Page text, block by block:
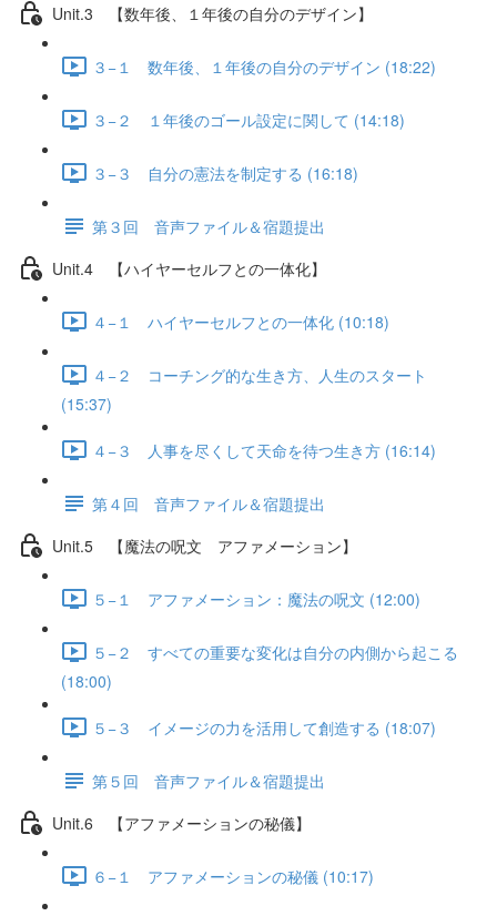
Unit.3 【数年後、１年後の自分のデザイン】
３−１ 数年後、１年後の自分のデザイン (18:22)
３−２ １年後のゴール設定に関して (14:18)
３−３ 自分の憲法を制定する (16:18)
第３回 音声ファイル＆宿題提出
Unit.4 【ハイヤーセルフとの一体化】
４−１ ハイヤーセルフとの一体化 (10:18)
４−２ コーチング的な生き方、人生のスタート
(15:37)
４−３ 人事を尽くして天命を待つ生き方 (16:14)
第４回 音声ファイル＆宿題提出
Unit.5 【魔法の呪文 アファメーション】
５−１ アファメーション：魔法の呪文 (12:00)
５−２ すべての重要な変化は自分の内側から起こる
(18:00)
５−３ イメージの力を活用して創造する (18:07)
第５回 音声ファイル＆宿題提出
Unit.6 【アファメーションの秘儀】
６−１ アファメーションの秘儀 (10:17)